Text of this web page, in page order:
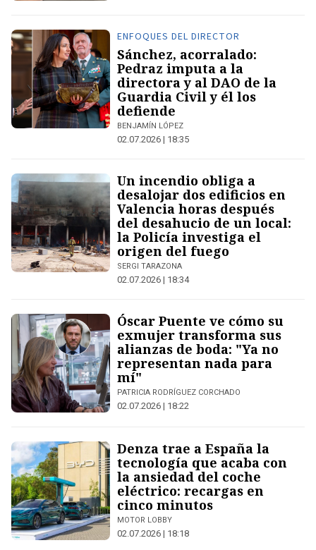
ENFOQUES DEL DIRECTOR
Sánchez, acorralado:
Pedraz imputa a la
directora y al DAO de la
Guardia Civil y él los
defiende
BENJAMÍN LÓPEZ
02.07.2026 | 18:35
Un incendio obliga a
desalojar dos edificios en
Valencia horas después
del desahucio de un local:
la Policía investiga el
origen del fuego
SERGI TARAZONA
02.07.2026 | 18:34
Óscar Puente ve cómo su
exmujer transforma sus
alianzas de boda: "Ya no
representan nada para
mí"
PATRICIA RODRÍGUEZ CORCHADO
02.07.2026 | 18:22
Denza trae a España la
tecnología que acaba con
la ansiedad del coche
eléctrico: recargas en
cinco minutos
MOTOR LOBBY
02.07.2026 | 18:18